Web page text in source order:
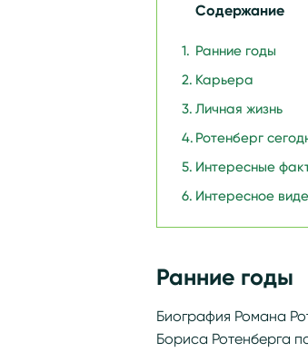
Содержание
Ранние годы
Карьера
Личная жизнь
Ротенберг
Интересные
Интересное
Ранние годы
Биография Романа
Бориса Ротенберга